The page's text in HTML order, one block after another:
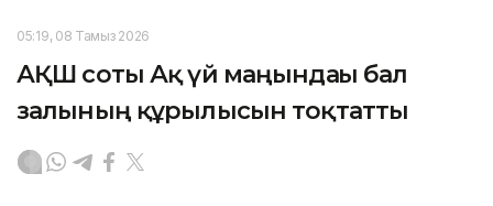
05:19, 08 Тамыз 2026
АҚШ соты Ақ үй маңындағы бал
залының құрылысын тоқтатты